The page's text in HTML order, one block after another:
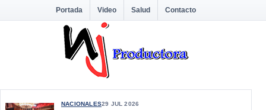
Portada Video Salud Contacto
NACIONALES29 JUL 2026